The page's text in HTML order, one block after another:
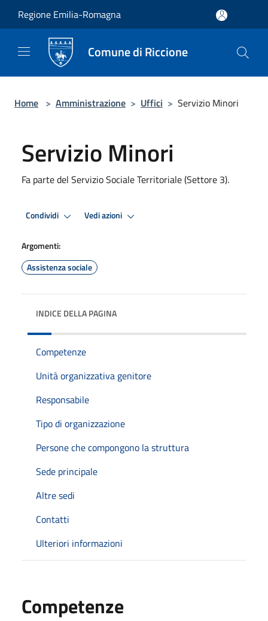
Regione Emilia-Romagna
Comune di Riccione
Home > Amministrazione > Uffici > Servizio Minori
Servizio Minori
Fa parte del Servizio Sociale Territoriale (Settore 3).
Condividi Vedi azioni
Argomenti:
Assistenza sociale
INDICE DELLA PAGINA
Competenze
Unità organizzativa genitore
Responsabile
Tipo di organizzazione
Persone che compongono la struttura
Sede principale
Altre sedi
Contatti
Ulteriori informazioni
Competenze